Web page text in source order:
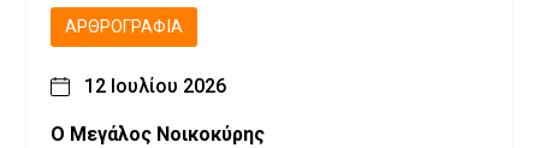
ΑΡΘΡΟΓΡΑΦΊΑ
12 Ιουλίου 2026
Ο Μεγάλος Νοικοκύρης